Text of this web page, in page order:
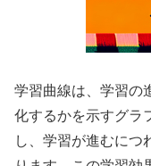
学習曲線は、学習の
化するかを示すグラ
し、学習が進むにつ